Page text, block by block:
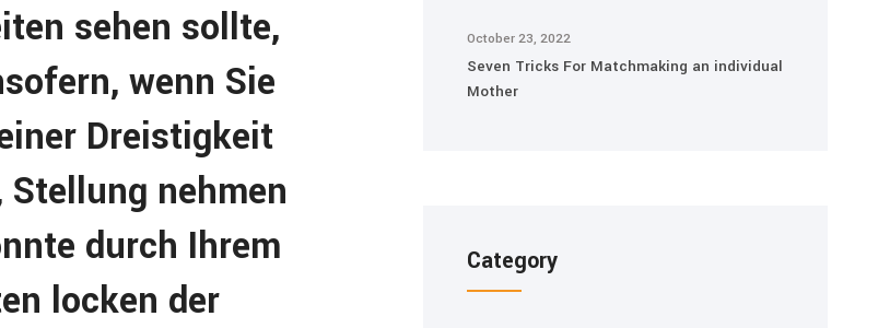
sehen sollte,
wenn Sie
Dreistigkeit
nehmen
durch Ihrem
locken der
October 23, 2022
Seven Tricks For Matchmaking an individual
Mother
Category